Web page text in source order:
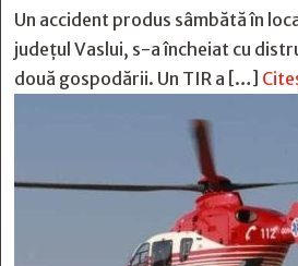
Un accident produs sâmbătă în
județul Vaslui, s-a încheiat cu
două gospodării. Un TIR a […]